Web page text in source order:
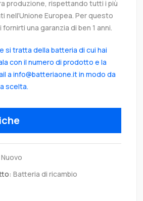
produzione, rispettando tutti i più
nell’Unione Europea. Per questo
una garanzia di ben 1 anni.
si tratta della batteria di cui hai
con il numero di prodotto e la
a info@batteriaone.it in modo da
scelta.
Batteria di ricambio